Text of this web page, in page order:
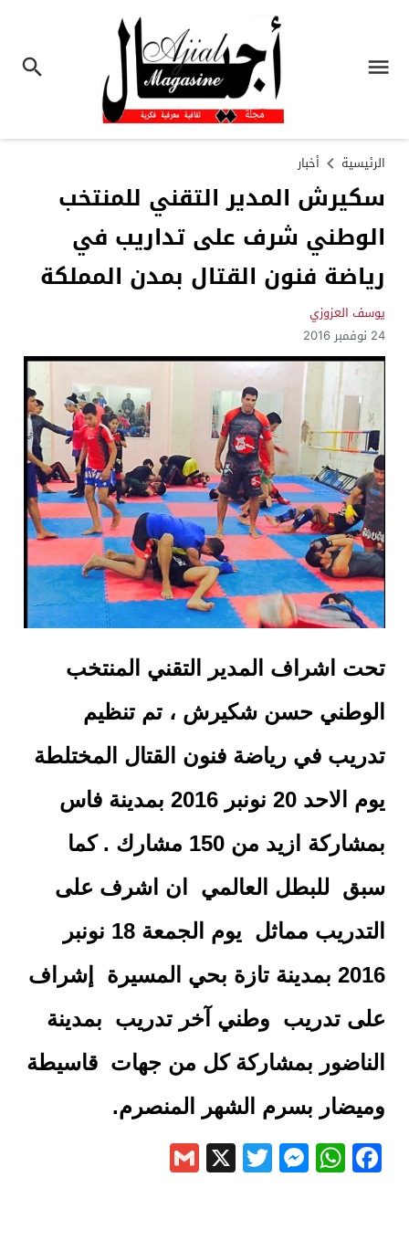
الرئيسية أخبار
سكيرش المدير التقني للمنتخب
الوطني شرف على تداريب في
رياضة فنون القتال بمدن المملكة
يوسف العزوزي
24 نوفمبر 2016
تحت اشراف المدير التقني المنتخب
الوطني حسن شكيرش ، تم تنظيم
تدريب في رياضة فنون القتال المختلطة
يوم الاحد 20 نونبر 2016 بمدينة فاس
بمشاركة ازيد من 150 مشارك . كما
سبق للبطل العالمي ان اشرف على
التدريب مماثل يوم الجمعة 18 نونبر
2016 بمدينة تازة بحي المسيرة إشراف
على تدريب وطني آخر تدريب بمدينة
الناضور بمشاركة كل من جهات قاسيطة
وميضار بسرم الشهر المنصرم.
Facebook
WhatsApp
Messenger
Twitter
X